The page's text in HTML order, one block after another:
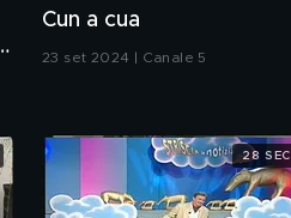
Cun a cua
23 set 2024 | Canale 5
28 SEC